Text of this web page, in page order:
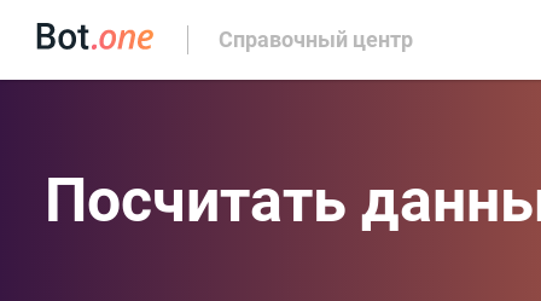
Справочный центр
Посчитать